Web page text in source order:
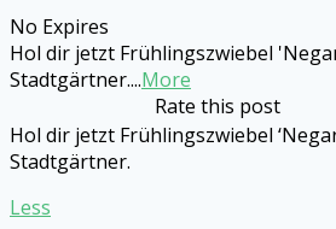
No Expires
Hol dir jetzt Frühlingszwiebel
Stadtgärtner....More
Rate this post
Hol dir jetzt Frühlingszwiebel
Stadtgärtner.
Less